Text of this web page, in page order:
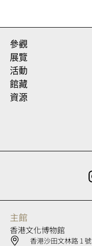
參觀
展覽
活動
館藏
資源
主館
香港文化博物館
香港沙田文林路 1 號